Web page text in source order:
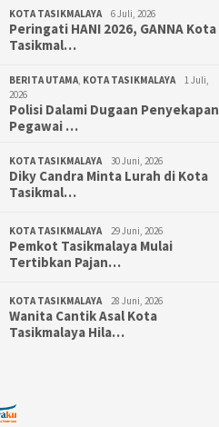
KOTA TASIKMALAYA 6 Juli, 2026
Peringati HANI 2026, GANNA Kota
Tasikmal…
BERITA UTAMA, KOTA TASIKMALAYA
1 Juli,
2026
Polisi Dalami Dugaan Penyekapan
Pegawai …
KOTA TASIKMALAYA 30 Juni, 2026
Diky Candra Minta Lurah di Kota
Tasikmal…
KOTA TASIKMALAYA 29 Juni, 2026
Pemkot Tasikmalaya Mulai
Tertibkan Pajan…
KOTA TASIKMALAYA 28 Juni, 2026
Wanita Cantik Asal Kota
Tasikmalaya Hila…